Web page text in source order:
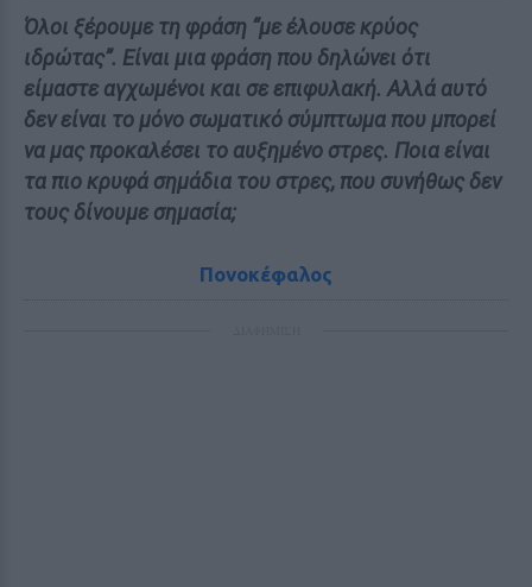
Όλοι ξέρουμε τη φράση “με έλουσε κρύος
ιδρώτας”. Είναι μια φράση που δηλώνει ότι
είμαστε αγχωμένοι και σε επιφυλακή. Αλλά αυτό
δεν είναι το μόνο σωματικό σύμπτωμα που μπορεί
να μας προκαλέσει το αυξημένο στρες. Ποια είναι
τα πιο κρυφά σημάδια του στρες, που συνήθως δεν
τους δίνουμε σημασία;
Πονοκέφαλος